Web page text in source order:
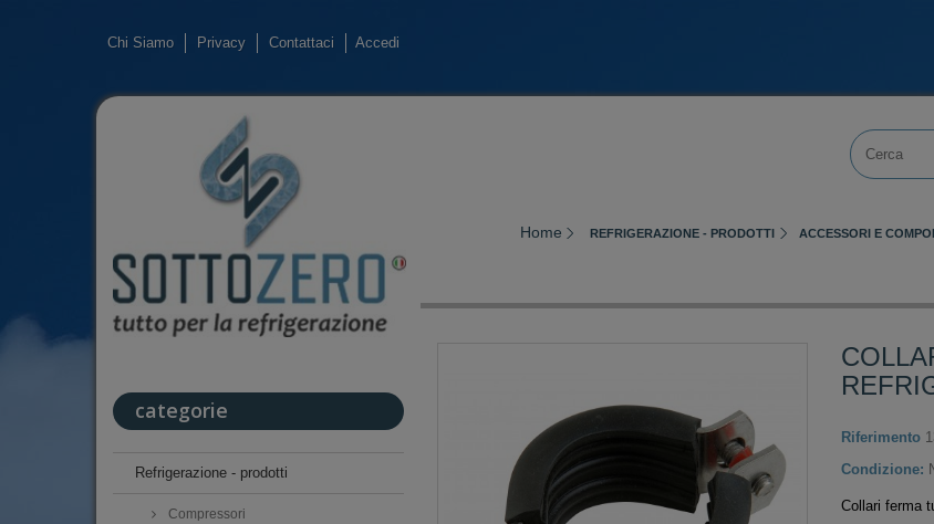
Chi Siamo Privacy Contattaci Accedi
categorie
Refrigerazione - prodotti
Compressori
Home REFRIGERAZIONE - PRODOTTI ACCESSORI E
Riferimento
Condizione:
Collari ferma